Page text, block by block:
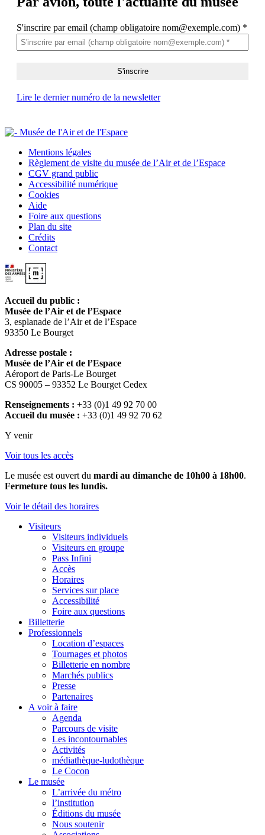
S'inscrire par email (champ obligatoire nom@exemple.com) *
Lire le dernier numéro de la newsletter
Mentions légales
Règlement de visite du musée de l’Air et de l’Espace
CGV grand public
Accessibilité numérique
Cookies
Aide
Foire aux questions
Plan du site
Crédits
Contact
Accueil du public :
Musée de l’Air et de l’Espace
3, esplanade de l’Air et de l’Espace
93350 Le Bourget
Adresse postale :
Musée de l’Air et de l’Espace
Aéroport de Paris-Le Bourget
CS 90005 – 93352 Le Bourget Cedex
Renseignements : +33 (0)1 49 92 70 00
Accueil du musée : +33 (0)1 49 92 70 62
Y venir
Voir tous les accès
Le musée est ouvert du mardi au dimanche de 10h00 à 18h00.
Fermeture tous les lundis.
Voir le détail des horaires
Visiteurs
Visiteurs individuels
Visiteurs en groupe
Pass Infini
Accès
Horaires
Services sur place
Accessibilité
Foire aux questions
Billetterie
Professionnels
Location d’espaces
Tournages et photos
Billetterie en nombre
Marchés publics
Presse
Partenaires
A voir à faire
Agenda
Parcours de visite
Les incontournables
Activités
médiathèque-ludothèque
Le Cocon
Le musée
L’arrivée du métro
l’institution
Éditions du musée
Nous soutenir